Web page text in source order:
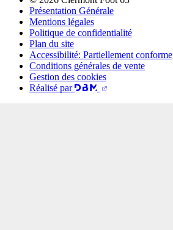
Présentation Générale
Mentions légales
Politique de confidentialité
Plan du site
Accessibilité: Partiellement conforme
Conditions générales de vente
Gestion des cookies
Réalisé par